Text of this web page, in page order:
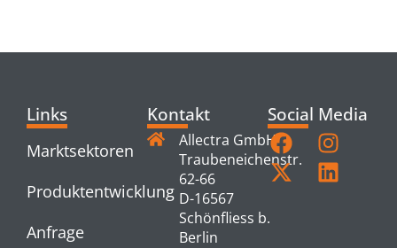
Links
Marktsektoren
Produktentwicklung
Anfrage
Kontakt
Allectra GmbH
Traubeneichenstr.
62-66
D-16567
Schönfliess b.
Berlin
Social Media